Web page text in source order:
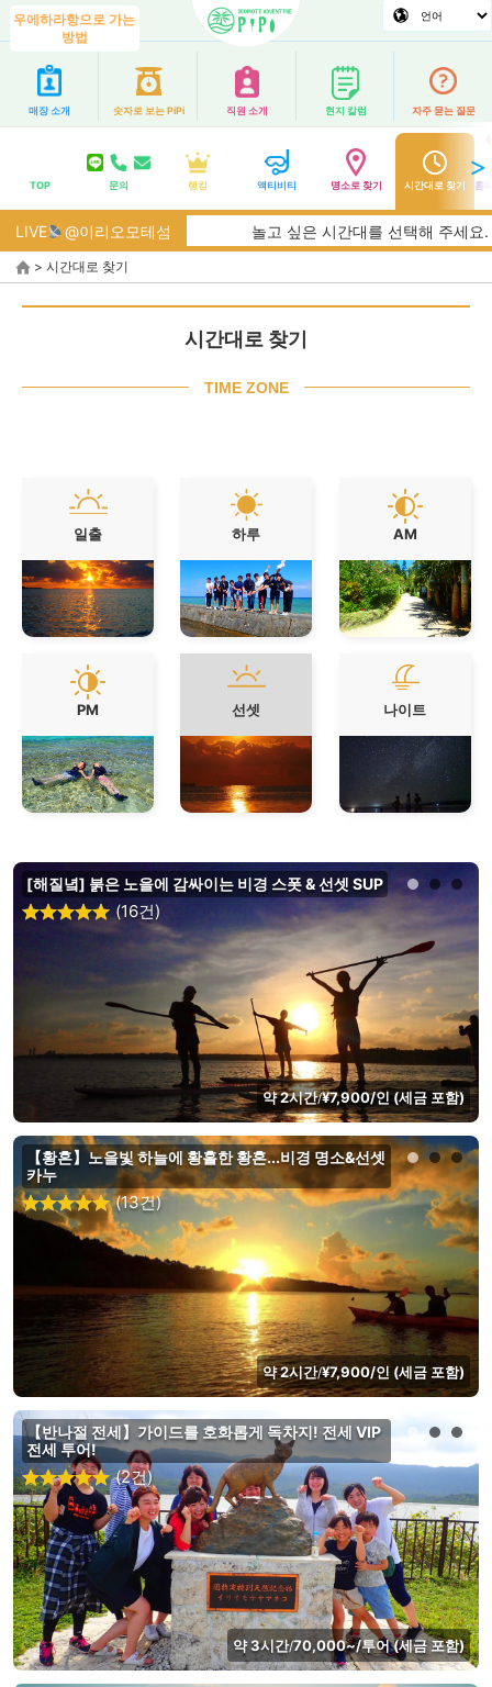
우에하라항으로 가는
방법
매장 소개 숫자로 보는 PiPi 직원 소개 현지 칼럼 자주 묻는 질문
TOP 문의 랭킹 액티비티 명소로 찾기 시간대로 찾기 홈
LIVE @이리오모테섬 놀고 싶은 시간대를 선택해 주세요.
> 시간대로 찾기
시간대로 찾기
TIME ZONE
일출 하루 AM
PM 선셋 나이트
[해질녘] 붉은 노을에 감싸이는 비경 스폿 & 선셋 SUP
(16건)
약 2시간/¥7,900/인 (세금 포함)
【황혼】노을빛 하늘에 황홀한 황혼...비경 명소&선셋
카누
(13건)
약 2시간/¥7,900/인 (세금 포함)
【반나절 전세】가이드를 호화롭게 독차지! 전세 VIP
전세 투어!
(2건)
약 3시간/70,000~/투어 (세금 포함)